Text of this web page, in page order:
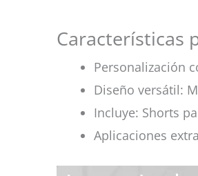
Características
Personalización
Diseño versátil:
Incluye: Shorts
Aplicaciones